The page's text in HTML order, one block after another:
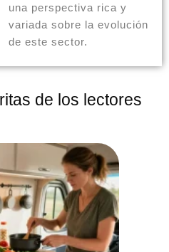
una perspectiva rica y
variada sobre la evolución
de este sector.
de los lectores